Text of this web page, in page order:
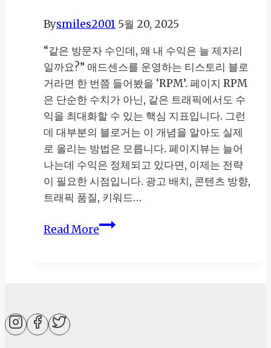
드:
스
토
리
블
로
그
로
매
출
2
배
올
Bysmiles2001 5월 20, 2025
“같은 방문자 수인데, 왜 내 수익은 늘 제자리
일까요?” 애드센스를 운영하는 티스토리 블로
거라면 한 번쯤 들어봤을 ‘RPM’. 페이지 RPM
은 단순한 수치가 아닌, 같은 트래픽에서도 수
익을 최대화할 수 있는 핵심 지표입니다. 그런
데 대부분의 블로거는 이 개념을 알아도 실제
로 올리는 방법은 모릅니다. 페이지뷰는 늘어
나는데 수익은 정체되고 있다면, 이제는 전략
이 필요한 시점입니다. 광고 배치, 콘텐츠 방향,
트래픽 품질, 키워드…
Read More티